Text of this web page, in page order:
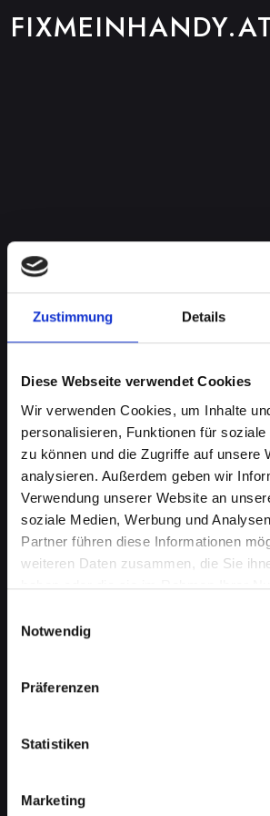
Zustimmung Details
Diese Webseite verwendet Cookies
Wir verwenden Cookies, um Inhalte
personalisieren, Funktionen für soziale
zu können und die Zugriffe auf unsere
analysieren. Außerdem geben wir
Verwendung unserer Website an
soziale Medien, Werbung und
Partner führen diese Informationen
weiteren Daten zusammen, die Sie
haben oder die sie im Rahmen Ihrer
Notwendig
Präferenzen
Statistiken
Marketing
Mikrofondefekt
IPHONE-12 in
Lassen Sie es jetzt
Ein defektes Mikrofon kann
Telefongesprächen
beeinträchtigen. Dies kann
sein, wenn Sie auf Ihr